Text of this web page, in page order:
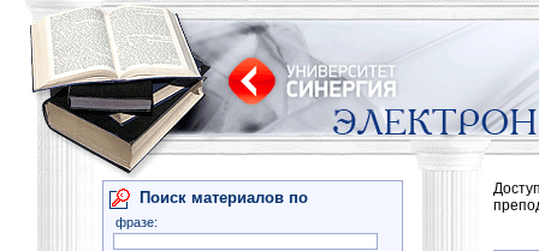
Поиск материалов по
фразе: